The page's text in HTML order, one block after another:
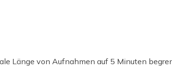
Länge von Aufnahmen auf 5 Minuten